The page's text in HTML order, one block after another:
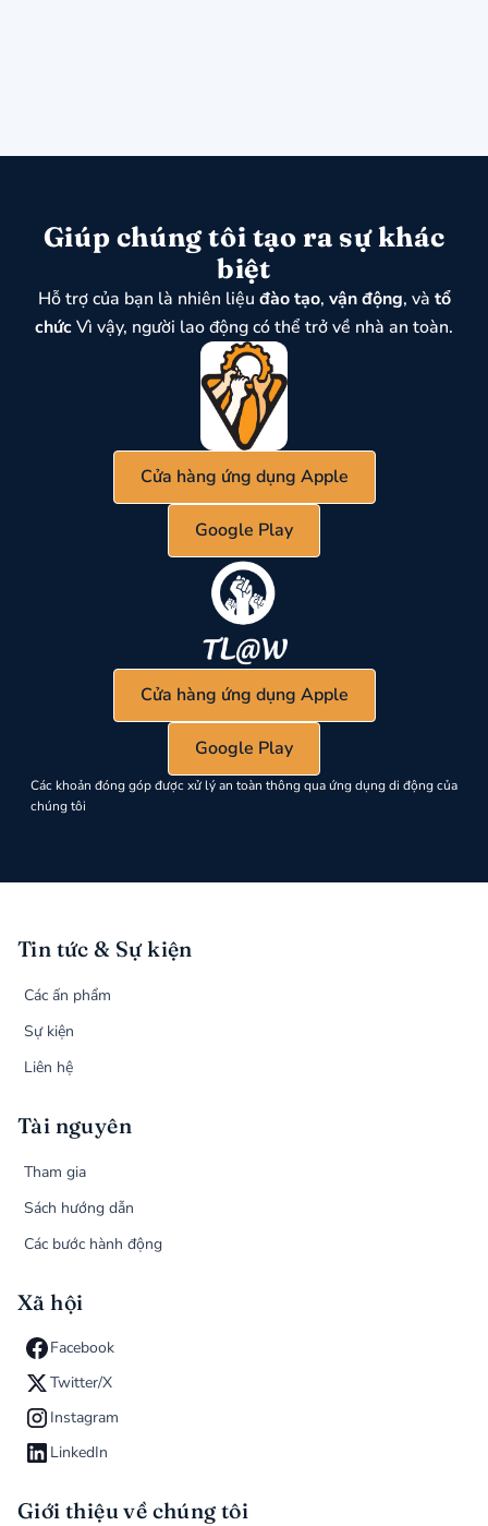
Giúp chúng tôi tạo ra sự khác
biệt
Hỗ trợ của bạn là nhiên liệu đào tạo, vận động, và tổ
chứcVì vậy, người lao động có thể trở về nhà an toàn.
Cửa hàng ứng dụng Apple
Google Play
Cửa hàng ứng dụng Apple
Google Play
Các khoản đóng góp được xử lý an toàn thông qua ứng dụng di động của
chúng tôi
Tin tức & Sự kiện
Các ấn phẩm
Sự kiện
Liên hệ
Tài nguyên
Tham gia
Sách hướng dẫn
Các bước hành động
Xã hội
Facebook
Twitter/X
Instagram
LinkedIn
Giới thiệu về chúng tôi